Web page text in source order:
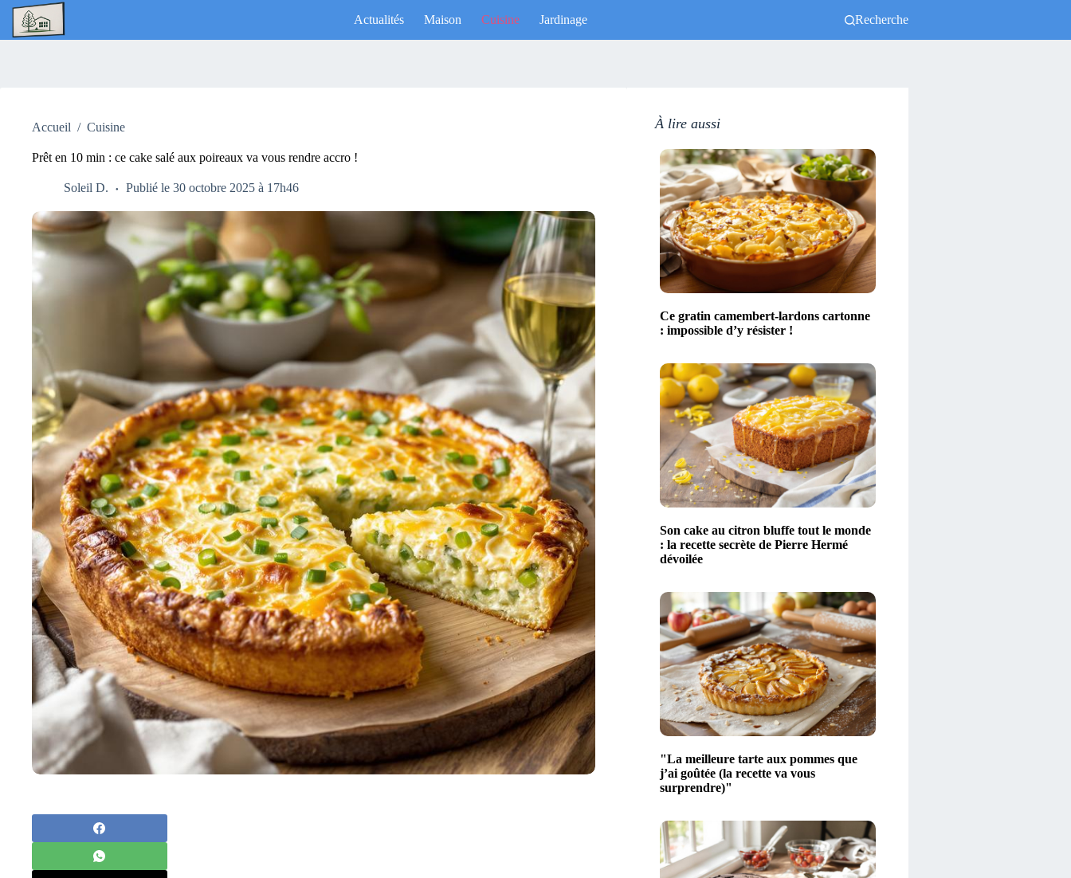
Passer
contenu
Actualités Maison Cuisine Jardinage Recherche
Accueil / Cuisine
Prêt en 10 min : ce cake salé aux poireaux va vous rendre accro !
Soleil D. Publié le 30 octobre 2025 à 17h46
À lire aussi
Ce gratin camembert-lardons cartonne
: impossible d’y résister !
Son cake au citron bluffe tout le monde
: la recette secrète de Pierre Hermé
dévoilée
"La meilleure tarte aux pommes que
j’ai goûtée (la recette va vous
surprendre)"